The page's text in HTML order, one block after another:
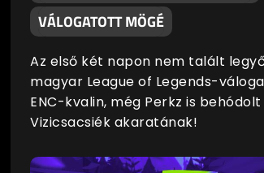
VÁLOGATOTT MÖGÉ
Az első két napon nem talált
magyar League of Legends-
ENC-kvalin, még Perkz is behódolt
Vizicsacsiék akaratának!